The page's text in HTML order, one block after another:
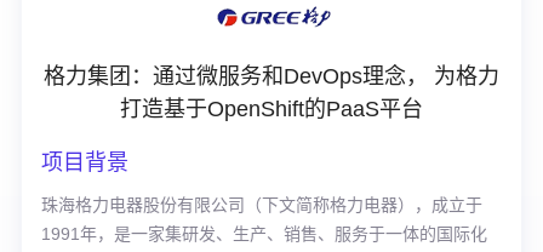
格力集团：通过微服务和DevOps理念， 为格力
打造基于OpenShift的PaaS平台
项目背景
珠海格力电器股份有限公司（下文简称格力电器），成立于
1991年，是一家集研发、生产、销售、服务于一体的国际化